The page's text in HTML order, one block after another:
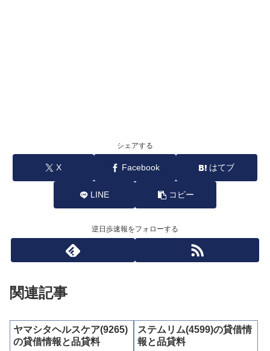
シェアする
X Facebook はてブ
LINE コピー
逆日歩速報をフォローする
関連記事
ヤマシタヘルスケア(9265)
の貸借情報と品貸料
ステムリム(4599)の貸借情
報と品貸料